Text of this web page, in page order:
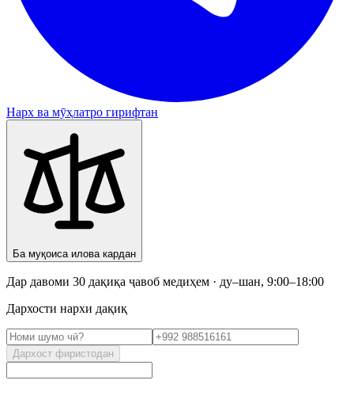
Нарх ва мӯҳлатро гирифтан
Ба муқоиса илова кардан
Дар давоми 30 дақиқа ҷавоб медиҳем · ду–шан, 9:00–18:00
Дархости нархи дақиқ
Дархост фиристодан